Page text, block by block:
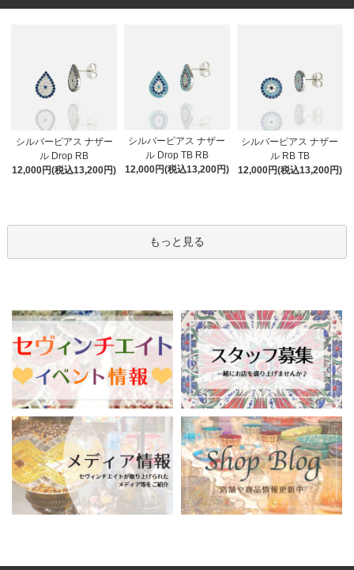
シルバーピアス ナザー
ル Drop RB
12,000円(税込13,200円)
シルバーピアス ナザー
ル Drop TB RB
12,000円(税込13,200円)
シルバーピアス ナザー
ル RB TB
12,000円(税込13,200円)
もっと見る